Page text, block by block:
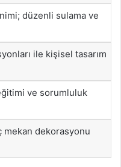
düzenli sulama ve
ile kişisel tasarım
ve sorumluluk
dekorasyonu